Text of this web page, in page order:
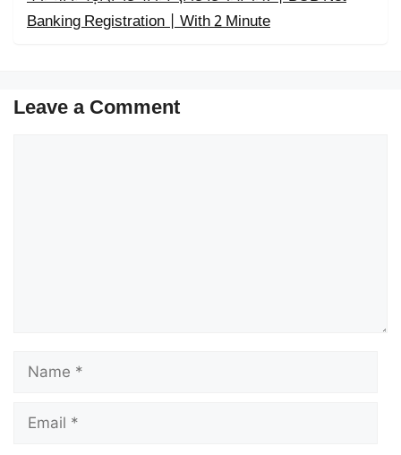
Banking Registration | With 2 Minute
Leave a Comment
Name
Email